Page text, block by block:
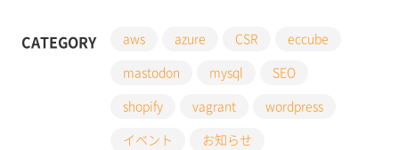
CATEGORY aws azure CSR eccube
mastodon mysql SEO
shopify vagrant wordpress
イベント お知らせ